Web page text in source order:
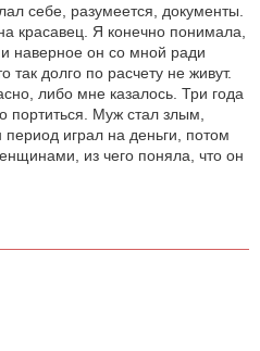
себе, разумеется, документы.
красавец. Я конечно понимала,
и наверное он со мной ради
так долго по расчету не живут.
либо мне казалось. Три года
портиться. Муж стал злым,
играл на деньги, потом
из чего поняла, что он